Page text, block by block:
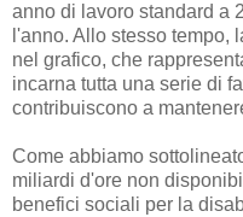
anno di lavoro standard a
l'anno. Allo stesso tempo,
nel grafico, che
incarna tutta una serie di
contribuiscono a
Come abbiamo
miliardi d'ore non
benefici sociali per la